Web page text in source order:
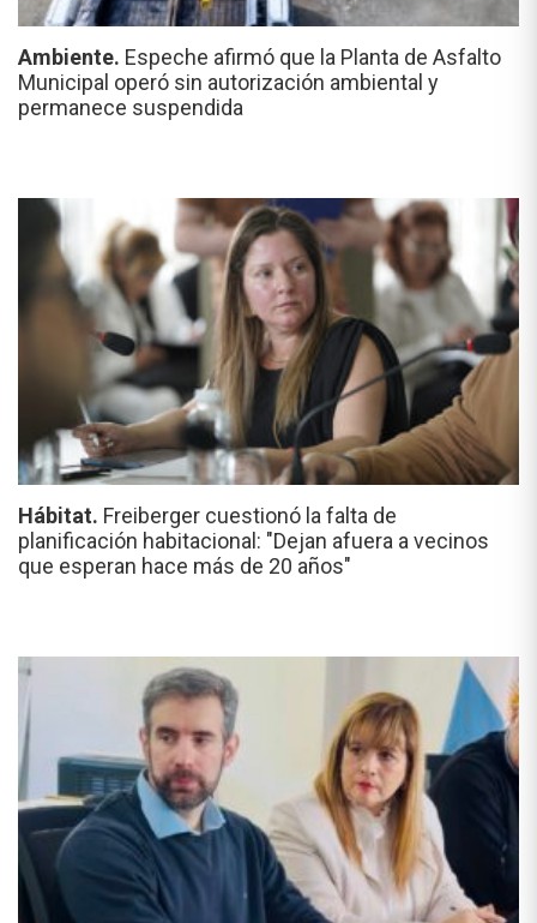
Ambiente. Espeche afirmó que la Planta de Asfalto
Municipal operó sin autorización ambiental y
permanece suspendida
Hábitat. Freiberger cuestionó la falta de
planificación habitacional: "Dejan afuera a vecinos
que esperan hace más de 20 años"